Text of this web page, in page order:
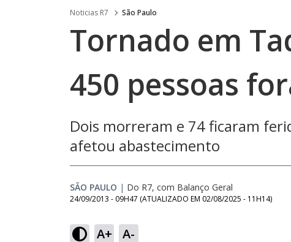
Noticias R7 São Paulo
Tornado em
450 pessoas
Dois morreram e 74 ficaram
afetou abastecimento
SÃO PAULO | Do R7, com Balanço Geral
24/09/2013 - 09H47 (ATUALIZADO EM 02/08/2025 - 11H14)
A+ A-